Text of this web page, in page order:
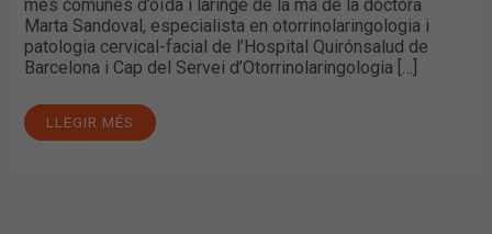
més comunes d’oïda i laringe de la mà de la doctora
Marta Sandoval, especialista en otorrinolaringologia i
patologia cervical-facial de l’Hospital Quirónsalud de
Barcelona i Cap del Servei d’Otorrinolaringologia […]
LLEGIR MÉS